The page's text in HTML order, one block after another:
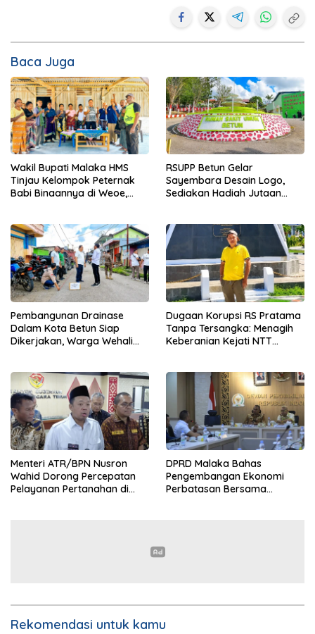
Baca Juga
Wakil Bupati Malaka HMS
Tinjau Kelompok Peternak
Babi Binaannya di Weoe,
RSUPP Betun Gelar
Sayembara Desain Logo,
Sediakan Hadiah Jutaan
Pembangunan Drainase
Dalam Kota Betun Siap
Dikerjakan, Warga Wehali
Dugaan Korupsi RS Pratama
Tanpa Tersangka: Menagih
Keberanian Kejati NTT
Menteri ATR/BPN Nusron
Wahid Dorong Percepatan
Pelayanan Pertanahan di
DPRD Malaka Bahas
Pengembangan Ekonomi
Perbatasan Bersama
Rekomendasi untuk kamu